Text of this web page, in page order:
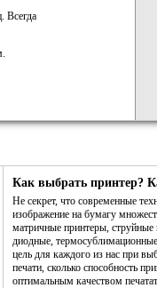
Всегда
Как выбрать принтер?
Не секрет, что современные
изображение на бумагу
матричные принтеры,
диодные,
цель для каждого из нас при
печати, сколько способность
оптимальным качеством